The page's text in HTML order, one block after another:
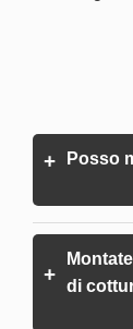
+ Posso
+ di